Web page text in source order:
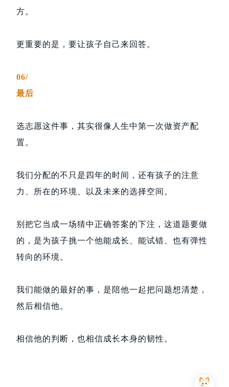
方。
更重要的是，要让孩子自己来回答。
06/
最后
选志愿这件事，其实很像人生中第一次做资产配
置。
我们分配的不只是四年的时间，还有孩子的注意
力、所在的环境、以及未来的选择空间。
别把它当成一场猜中正确答案的下注，这道题要做
的，是为孩子挑一个他能成长、能试错、也有弹性
转向的环境。
我们能做的最好的事，是陪他一起把问题想清楚，
然后相信他。
相信他的判断，也相信成长本身的韧性。